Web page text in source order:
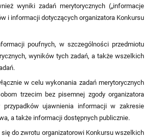
wyniki zadań merytorycznych („informacje
i informacji dotyczących organizatora Konkursu
poufnych, w szczególności przedmiotu
wyników tych zadań, a także wszelkich
w celu wykonania zadań merytorycznych
trzecim bez pisemnej zgody organizatora
ujawnienia informacji w zakresie
a także informacji dostępnych publicznie.
do zwrotu organizatorowi Konkursu wszelkich